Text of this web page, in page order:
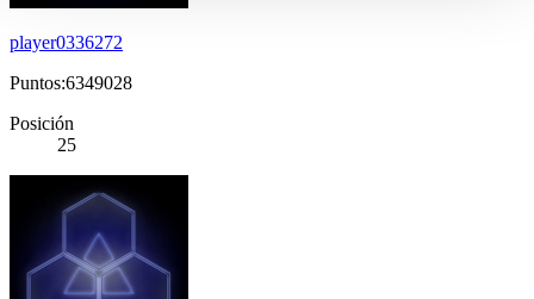
player0336272
Puntos:6349028
Posición
25